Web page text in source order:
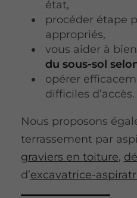
état,
procéder étape
appropriés,
vous aider à
du sous-sol
opérer
difficiles d’accès.
Nous proposons
terrassement par
graviers en toiture,
d’excavatrice-